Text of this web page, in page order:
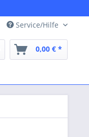
Service/Hilfe
0,00 € *